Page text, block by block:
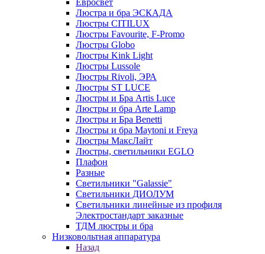
Евросвет
Люстра и бра ЭСКАДА
Люстры CITILUX
Люстры Favourite, F-Promo
Люстры Globo
Люстры Kink Light
Люстры Lussole
Люстры Rivoli, ЭРА
Люстры ST LUCE
Люстры и Бра Artis Luce
Люстры и бра Arte Lamp
Люстры и Бра Benetti
Люстры и бра Maytoni и Freya
Люстры МаксЛайт
Люстры, светильники EGLO
Плафон
Разные
Светильники "Galassie"
Светильники ДИОЛУМ
Светильники линейные из профиля
Электростандарт заказные
ТДМ люстры и бра
Низковольтная аппаратура
Назад